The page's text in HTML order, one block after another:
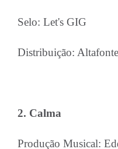
Selo: Let's GIG
Distribuição: Altafonte
2. Calma
Produção Musical: